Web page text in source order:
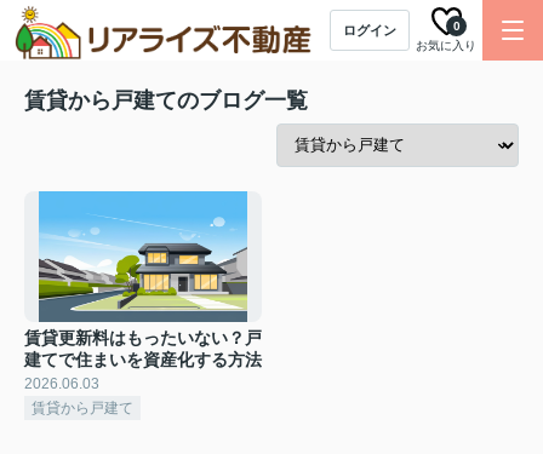
ログイン
お気に入り
0
賃貸から戸建てのブログ一覧
賃貸更新料はもったいない？戸
建てで住まいを資産化する方法
2026.06.03
賃貸から戸建て